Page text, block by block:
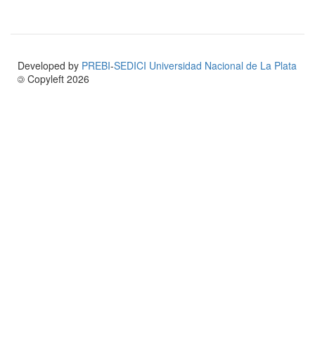
Developed by PREBI-SEDICI Universidad Nacional de La Plata
© Copyleft 2026